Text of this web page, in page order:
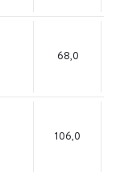
68,0
106,0